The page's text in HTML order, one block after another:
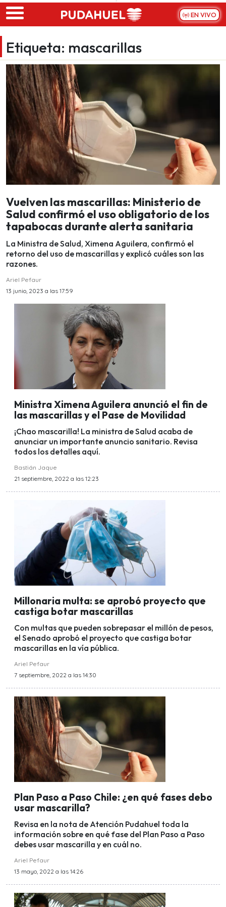
Skip to main content
EN VIVO
Etiqueta: mascarillas
Vuelven las mascarillas: Ministerio de
Salud confirmó el uso obligatorio de los
tapabocas durante alerta sanitaria
La Ministra de Salud, Ximena Aguilera, confirmó el
retorno del uso de mascarillas y explicó cuáles son las
razones.
Ariel Pefaur
13 junio, 2023 a las 17:59
Ministra Ximena Aguilera anunció el fin de
las mascarillas y el Pase de Movilidad
¡Chao mascarilla! La ministra de Salud acaba de
anunciar un importante anuncio sanitario. Revisa
todos los detalles aquí.
Bastián Jaque
21 septiembre, 2022 a las 12:23
Millonaria multa: se aprobó proyecto que
castiga botar mascarillas
Con multas que pueden sobrepasar el millón de pesos,
el Senado aprobó el proyecto que castiga botar
mascarillas en la vía pública.
Ariel Pefaur
7 septiembre, 2022 a las 14:30
Plan Paso a Paso Chile: ¿en qué fases debo
usar mascarilla?
Revisa en la nota de Atención Pudahuel toda la
información sobre en qué fase del Plan Paso a Paso
debes usar mascarilla y en cuál no.
Ariel Pefaur
13 mayo, 2022 a las 14:26